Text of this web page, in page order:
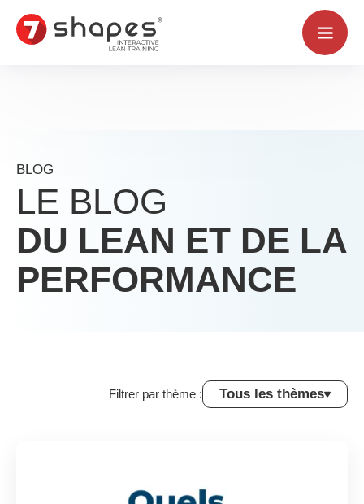
contenu
BLOG
LE BLOG
DU LEAN ET DE LA
PERFORMANCE
Filtrer par thème : Tous les thèmes